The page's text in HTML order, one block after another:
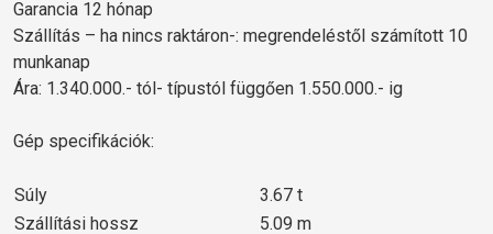
Garancia 12 hónap
Szállítás – ha nincs raktáron-: megrendeléstől számított 10
munkanap
Ára: 1.340.000.- tól- típustól függően 1.550.000.- ig
Gép specifikációk:
Súly
3.67 t
Szállítási hossz
5.09 m